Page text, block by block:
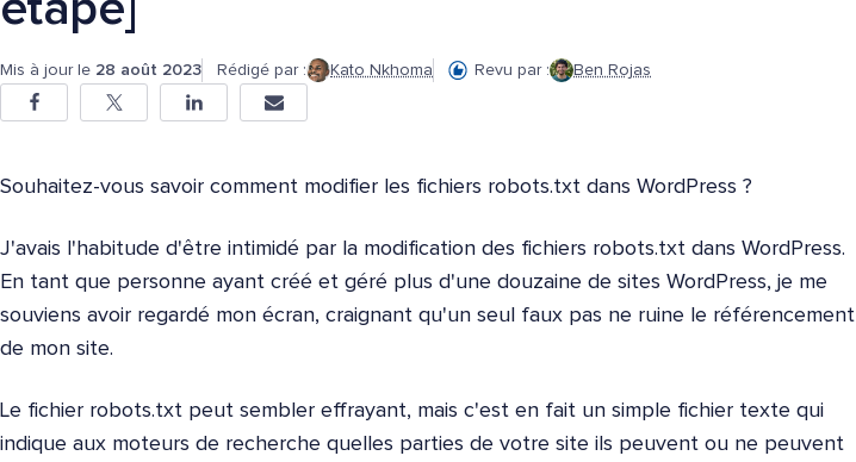
Mis à jour le 28 août 2023 Rédigé par : Kato Nkhoma Revu par : Ben Rojas
Souhaitez-vous savoir comment modifier les fichiers robots.txt dans WordPress ?
J'avais l'habitude d'être intimidé par la modification des fichiers robots.txt dans WordPress.
En tant que personne ayant créé et géré plus d'une douzaine de sites WordPress, je me
souviens avoir regardé mon écran, craignant qu'un seul faux pas ne ruine le référencement
de mon site.
Le fichier robots.txt peut sembler effrayant, mais c'est en fait un simple fichier texte qui
indique aux moteurs de recherche quelles parties de votre site ils peuvent ou ne peuvent